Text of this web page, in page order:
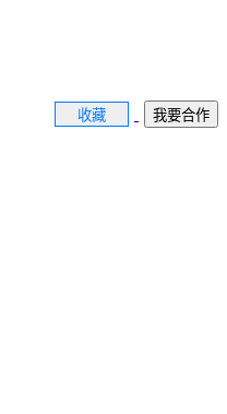
收藏 我要合作